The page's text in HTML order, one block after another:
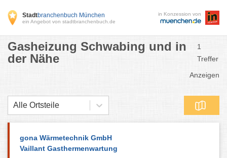
Stadtbranchenbuch München
ein Angebot von stadtbranchenbuch.de
in Konzession von
Gasheizung Schwabing und in
der Nähe
1
Treffer
Anzeigen
Alle Ortsteile
gona Wärmetechnik GmbH
Vaillant Gasthermenwartung